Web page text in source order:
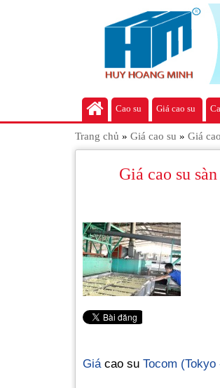
Cao su Giá cao su
Trang chủ » Giá cao su » Giá
Giá cao su
Giá cao su Tocom